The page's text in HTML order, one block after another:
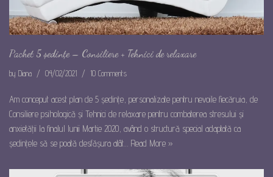
Pachet 5 ședințe – Consiliere + Tehnici de relaxare
by Diana 04/02/2021 10 Comments
Am conceput acest plan de 5 ședințe, personalizate pentru nevoile fiecăruia, de
Consiliere psihologică și Tehnici de relaxare pentru combaterea stresului și
anxietății la finalul lunii Martie 2020, având o structură special adaptată ca
ședințele să se poată desfășura atât… Read More »